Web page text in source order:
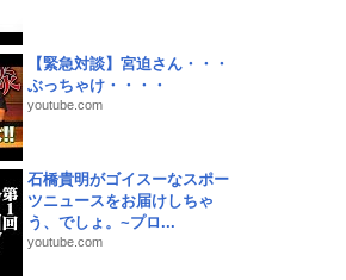
【緊急対談】宮迫さん・・・
ぶっちゃけ・・・・
youtube.com
石橋貴明がゴイスーなスポー
ツニュースをお届けしちゃ
う、でしょ。~プロ...
youtube.com